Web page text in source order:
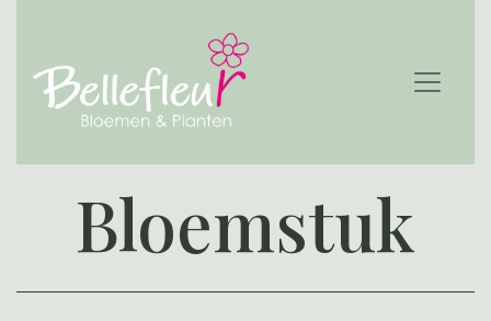
Bloemstuk